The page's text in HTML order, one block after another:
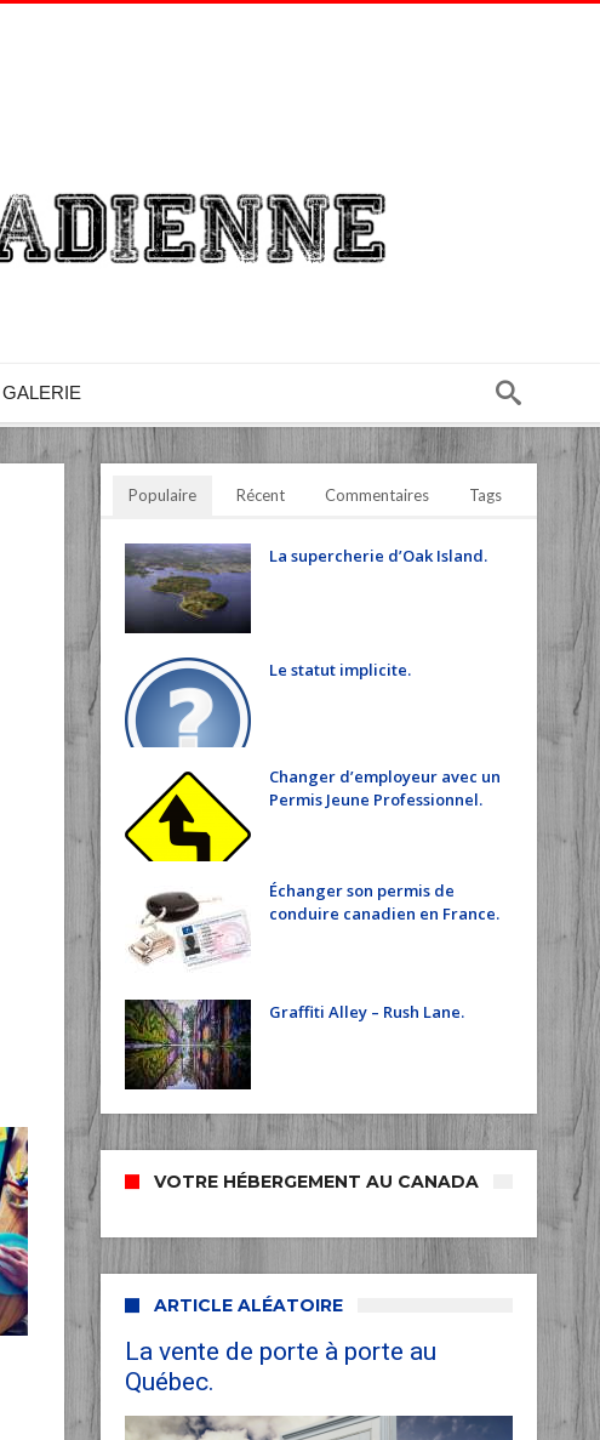
GALERIE
Populaire Récent Commentaires Tags
La supercherie d’Oak Island.
Le statut implicite.
Changer d’employeur avec un
Permis Jeune Professionnel.
Échanger son permis de
conduire canadien en France.
Graffiti Alley – Rush Lane.
VOTRE HÉBERGEMENT AU CANADA
ARTICLE ALÉATOIRE
La vente de porte à porte au
Québec.